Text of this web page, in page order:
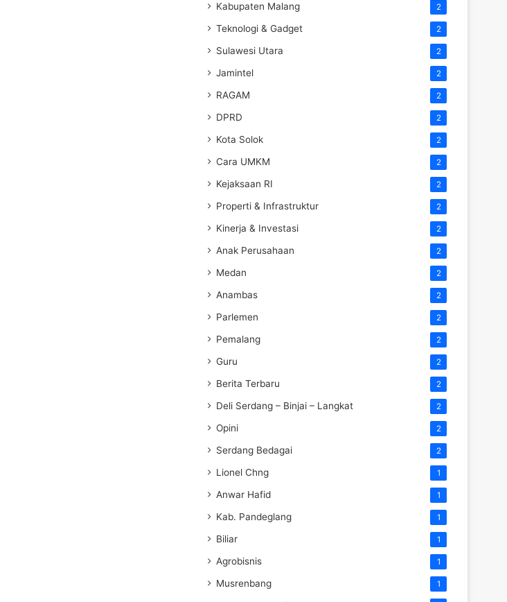
Kabupaten Malang 2
Teknologi & Gadget 2
Sulawesi Utara 2
Jamintel 2
RAGAM 2
DPRD 2
Kota Solok 2
Cara UMKM 2
Kejaksaan RI 2
Properti & Infrastruktur 2
Kinerja & Investasi 2
Anak Perusahaan 2
Medan 2
Anambas 2
Parlemen 2
Pemalang 2
Guru 2
Berita Terbaru 2
Deli Serdang – Binjai – Langkat 2
Opini 2
Serdang Bedagai 2
Lionel Chng 1
Anwar Hafid 1
Kab. Pandeglang 1
Biliar 1
Agrobisnis 1
Musrenbang 1